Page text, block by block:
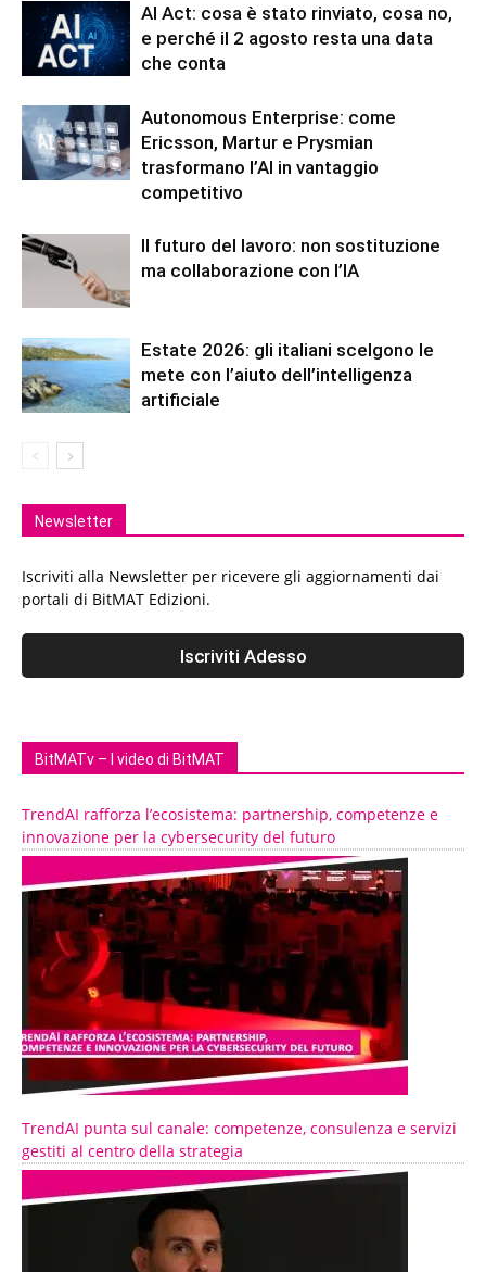
AI Act: cosa è stato rinviato, cosa no,
e perché il 2 agosto resta una data
che conta
Autonomous Enterprise: come
Ericsson, Martur e Prysmian
trasformano l’AI in vantaggio
competitivo
Il futuro del lavoro: non sostituzione
ma collaborazione con l’IA
Estate 2026: gli italiani scelgono le
mete con l’aiuto dell’intelligenza
artificiale
Newsletter
Iscriviti alla Newsletter per ricevere gli aggiornamenti dai
portali di BitMAT Edizioni.
BitMATv – I video di BitMAT
TrendAI rafforza l’ecosistema: partnership, competenze e
innovazione per la cybersecurity del futuro
TrendAI punta sul canale: competenze, consulenza e servizi
gestiti al centro della strategia